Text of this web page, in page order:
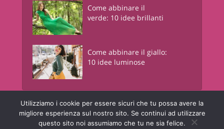
Come abbinare il
verde: 10 idee brillanti
Come abbinare il giallo:
10 idee luminose
Junglam - Just In Glamourè una risorsa informativa online a contenuto
lifestyle. © Copyright - Junglam Magazine - P.IVA 05442450960
Utilizziamo i cookie per essere sicuri che tu possa avere la
migliore esperienza sul nostro sito. Se continui ad utilizzare
questo sito noi assumiamo che tu ne sia felice.